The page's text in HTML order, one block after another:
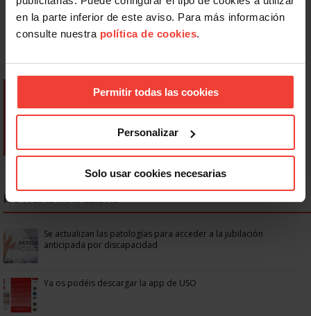
en la parte inferior de este aviso. Para más información
consulte nuestra política de cookies.
Permitir todas las cookies
Personalizar
Solo usar cookies necesarias
NOTICIAS MÁS LEÍDAS
Se actualizan las patologías para acceder a la jubilación
anticipada por discapacidad
Ya os podéis descargar la app de USO